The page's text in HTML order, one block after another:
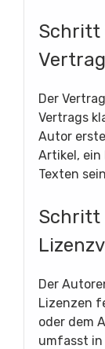
Schritt
Der
Vertrags
Autor
Artikel, ein
Texten
Schritt
Der
Lizenzen
oder dem
umfasst in